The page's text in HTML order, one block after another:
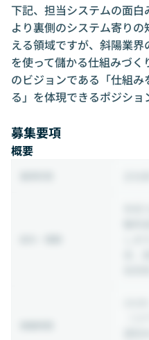
下記、担当システムの面
より裏側のシステム寄り
える領域ですが、斜陽業
を使って儲かる仕組みづ
のビジョンである「仕組
る」を体現できるポジショ
募集要項
概要
職
定
週